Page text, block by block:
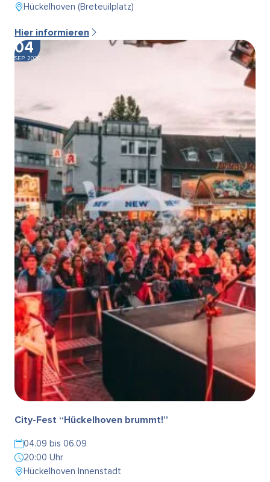
Hückelhoven (Breteuilplatz)
Hier informieren
04
SEP. 2026
City-Fest “Hückelhoven brummt!”
04.09 bis 06.09
20:00 Uhr
Hückelhoven Innenstadt